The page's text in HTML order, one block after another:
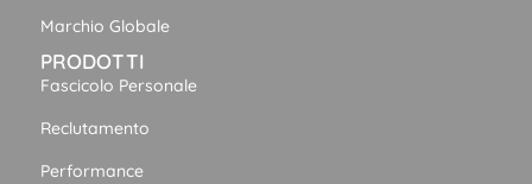
Marchio Globale
PRODOTTI
Fascicolo Personale
Reclutamento
Performance